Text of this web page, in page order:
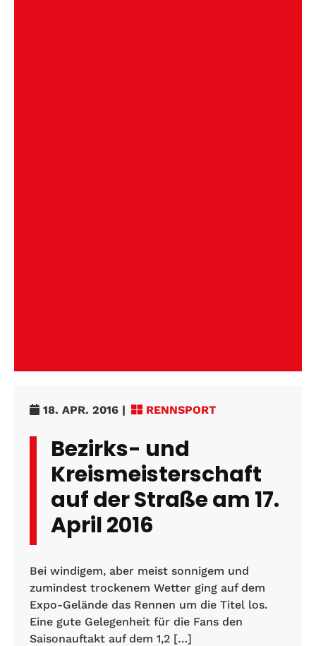
18. APR. 2016 | RENNSPORT
Bezirks- und
Kreismeisterschaft
auf der Straße am 17.
April 2016
Bei windigem, aber meist sonnigem und
zumindest trockenem Wetter ging auf dem
Expo-Gelände das Rennen um die Titel los.
Eine gute Gelegenheit für die Fans den
Saisonauftakt auf dem 1,2 […]